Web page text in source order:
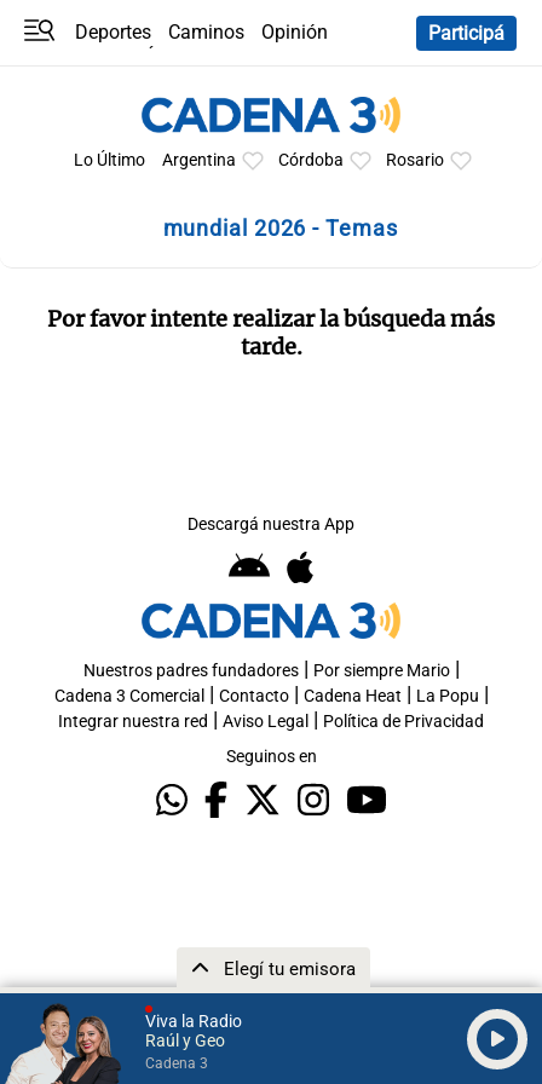
Viva la Radio
Raúl y Geo
Cadena 3
Elegí tu emisora
Deportes Caminos
Opinión
Participá
Lo Último Argentina Córdoba Rosario
mundial 2026 - Temas
Por favor intente realizar la búsqueda más
tarde.
Descargá nuestra App
Nuestros padres fundadores| Por siempre Mario|
Cadena 3 Comercial | Contacto| Cadena Heat | La Popu |
Integrar nuestra red | Aviso Legal | Política de Privacidad
Seguinos en